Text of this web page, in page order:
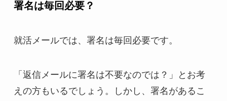
署名は毎回必要？
就活メールでは、署名は毎回必要です。
「返信メールに署名は不要なのでは？」とお考
えの方もいるでしょう。しかし、署名があるこ